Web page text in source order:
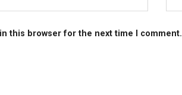
this browser for the next time I comment.